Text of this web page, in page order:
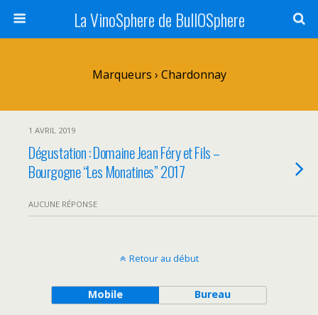
La VinoSphere de BullOSphere
Marqueurs › Chardonnay
1 AVRIL 2019
Dégustation : Domaine Jean Féry et Fils –
Bourgogne “Les Monatines” 2017
AUCUNE RÉPONSE
Retour au début
Mobile Bureau